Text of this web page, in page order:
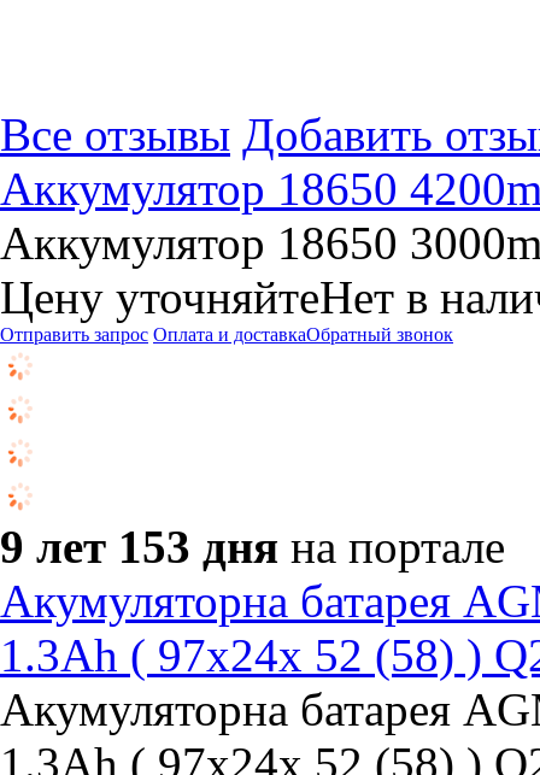
Все отзывы Добавить
Аккумулятор 18650
Аккумулятор 18650
Цену уточняйтеНет в
Отправить запрос Оплата и доставкаОбратный звонок
9 лет 153 дня на портале
Акумуляторна батарея
1.3Ah ( 97х24х 52 (58) )
Акумуляторна батарея
1.3Ah ( 97х24х 52 (58) )